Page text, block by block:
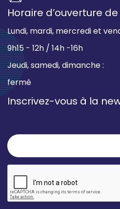
Horaire d’ouverture
Lundi, mardi, mercredi et
9h15 - 12h / 14h -16h
Jeudi, samedi, dimanche :
fermé
Inscrivez-vous à la